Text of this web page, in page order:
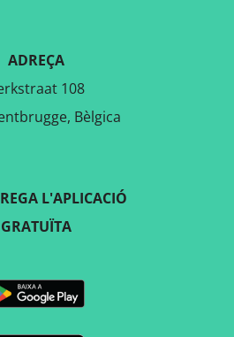
ADREÇA
108
Bèlgica
L'APLICACIÓ
GRATUÏTA